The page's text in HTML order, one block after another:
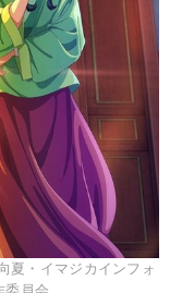
夏・イマジカインフォ